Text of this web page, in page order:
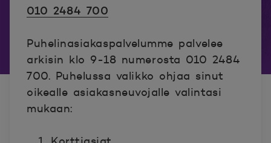
010 2484 700
Puhelinasiakaspalvelumme palvelee
arkisin klo 9-18 numerosta 010 2484
700. Puhelussa valikko ohjaa sinut
oikealle asiakasneuvojalle valintasi
mukaan: